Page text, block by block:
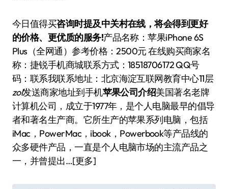
今日值得买咨询时提及中关村在线，将会得到更好
的价格、更优质的服务!产品名称：苹果iPhone 6S
Plus（全网通）参考价格：2500元 在线购买商家名
称：捷锐手机商城联系方式：18518706172 QQ号
码： 联系我联系地址：北京海淀互联网教育中心11层
zol发送商家地址到手机苹果公司介绍美国著名老牌
计算机公司，成立于1977年，是个人电脑最早的倡导
者和著名生产商。它所生产的苹果系列电脑，包括
iMac，PowerMac，ibook，Powerbook等产品线的
众多硬件产品，一直是个人电脑市场的主流产品之
一，并曾提出…[更多]